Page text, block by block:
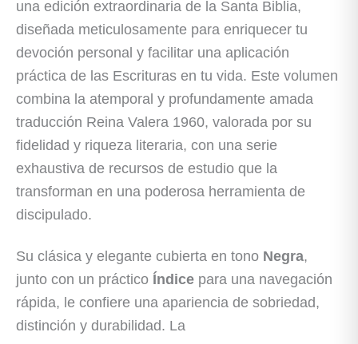
una edición extraordinaria de la Santa Biblia,
diseñada meticulosamente para enriquecer tu
devoción personal y facilitar una aplicación
práctica de las Escrituras en tu vida. Este volumen
combina la atemporal y profundamente amada
traducción Reina Valera 1960, valorada por su
fidelidad y riqueza literaria, con una serie
exhaustiva de recursos de estudio que la
transforman en una poderosa herramienta de
discipulado.
Su clásica y elegante cubierta en tono Negra,
junto con un práctico Índice para una navegación
rápida, le confiere una apariencia de sobriedad,
distinción y durabilidad. La